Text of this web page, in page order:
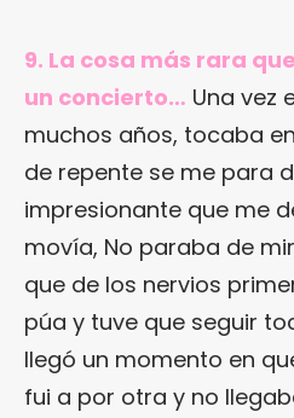
9. La cosa más rara
un concierto… Una vez
muchos años, tocaba
de repente se me para
impresionante que me
movía, No paraba de
que de los nervios
púa y tuve que seguir
llegó un momento en
fui a por otra y no